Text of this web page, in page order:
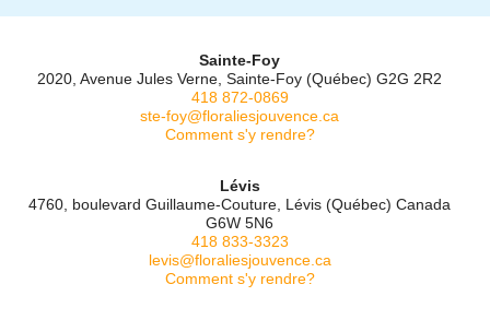
Sainte-Foy
2020, Avenue Jules Verne, Sainte-Foy (Québec) G2G 2R2
418 872-0869
ste-foy@floraliesjouvence.ca
Comment s'y rendre?
Lévis
4760, boulevard Guillaume-Couture, Lévis (Québec) Canada
G6W 5N6
418 833-3323
levis@floraliesjouvence.ca
Comment s'y rendre?